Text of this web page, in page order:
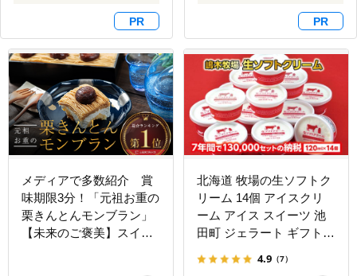
メディアで多数紹介 賞
味期限3分！「元祖お重の
栗きんとんモンブラン」
【未来のご褒美】スイー
北海道 牧場の生ソフトク
リーム 14個 アイスクリ
ーム アイス スイーツ 池
田町 ジェラート ギフト
120ml×14個 国産
4.9 （7）